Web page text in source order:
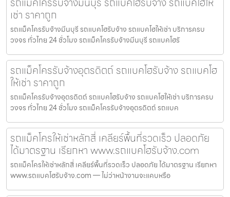
เช่า ราคาถูก
รถแม็คโครรับจ้างมีนบุรี รถแบคโฮรับจ้าง รถแบคโฮให้เช่า บริการครบ
วงจร ทั่วไทย 24 ชั่วโมง รถแม็คโครรับจ้างมีนบุรี รถแบคโฮรั
รถแม็คโครรับจ้างอุตรดิตถ์ รถแบคโฮรับจ้าง รถแบคโฮ
ให้เช่า ราคาถูก
รถแม็คโครรับจ้างอุตรดิตถ์ รถแบคโฮรับจ้าง รถแบคโฮให้เช่า บริการครบ
วงจร ทั่วไทย 24 ชั่วโมง รถแม็คโครรับจ้างอุตรดิตถ์ รถแบค
รถแม็คโครให้เช่าหลักสี่ เคลียร์พื้นที่รวดเร็ว ปลอดภัย
ได้มาตรฐาน เรียกหา www.รถแบคโฮรับจ้าง.com
รถแม็คโครให้เช่าหลักสี่ เคลียร์พื้นที่รวดเร็ว ปลอดภัย ได้มาตรฐาน เรียกหา
www.รถแบคโฮรับจ้าง.com — ไม่ว่าหน้างานจะแคบหรือ